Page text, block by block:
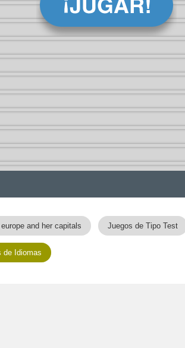
and her capitals Juegos de Tipo Test
de Idiomas